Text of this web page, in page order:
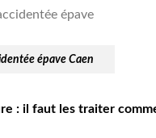
épave Caen
: il faut les traiter